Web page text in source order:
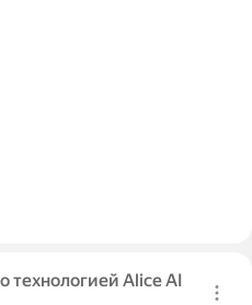
технологией Alice AI